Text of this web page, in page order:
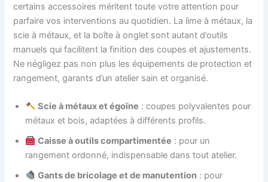
certains accessoires méritent toute votre attention pour
parfaire vos interventions au quotidien. La lime à métaux, la
scie à métaux, et la boîte à onglet sont autant d’outils
manuels qui facilitent la finition des coupes et ajustements.
Ne négligez pas non plus les équipements de protection et
rangement, garants d’un atelier sain et organisé.
Scie à métaux et égoïne : coupes polyvalentes pour
métaux et bois, adaptées à différents profils.
Caisse à outils compartimentée : pour un
rangement ordonné, indispensable dans tout atelier.
Gants de bricolage et de manutention : pour